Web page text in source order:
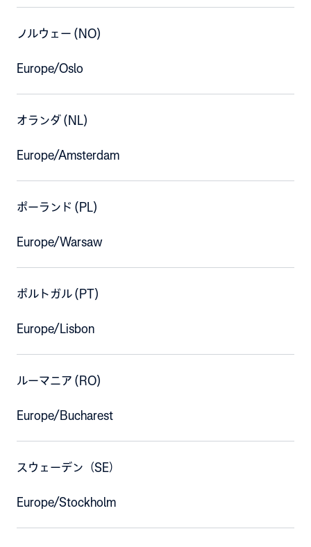
ノルウェー (NO)
Europe/Oslo
オランダ (NL)
Europe/Amsterdam
ポーランド (PL)
Europe/Warsaw
ポルトガル (PT)
Europe/Lisbon
ルーマニア (RO)
Europe/Bucharest
スウェーデン（SE）
Europe/Stockholm